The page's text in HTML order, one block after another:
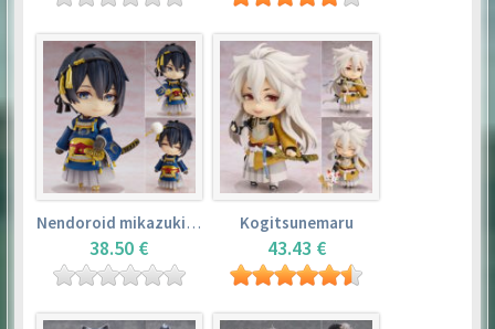
Nendoroid mikazuki munechika
38.50 €
Kogitsunemaru
43.43 €